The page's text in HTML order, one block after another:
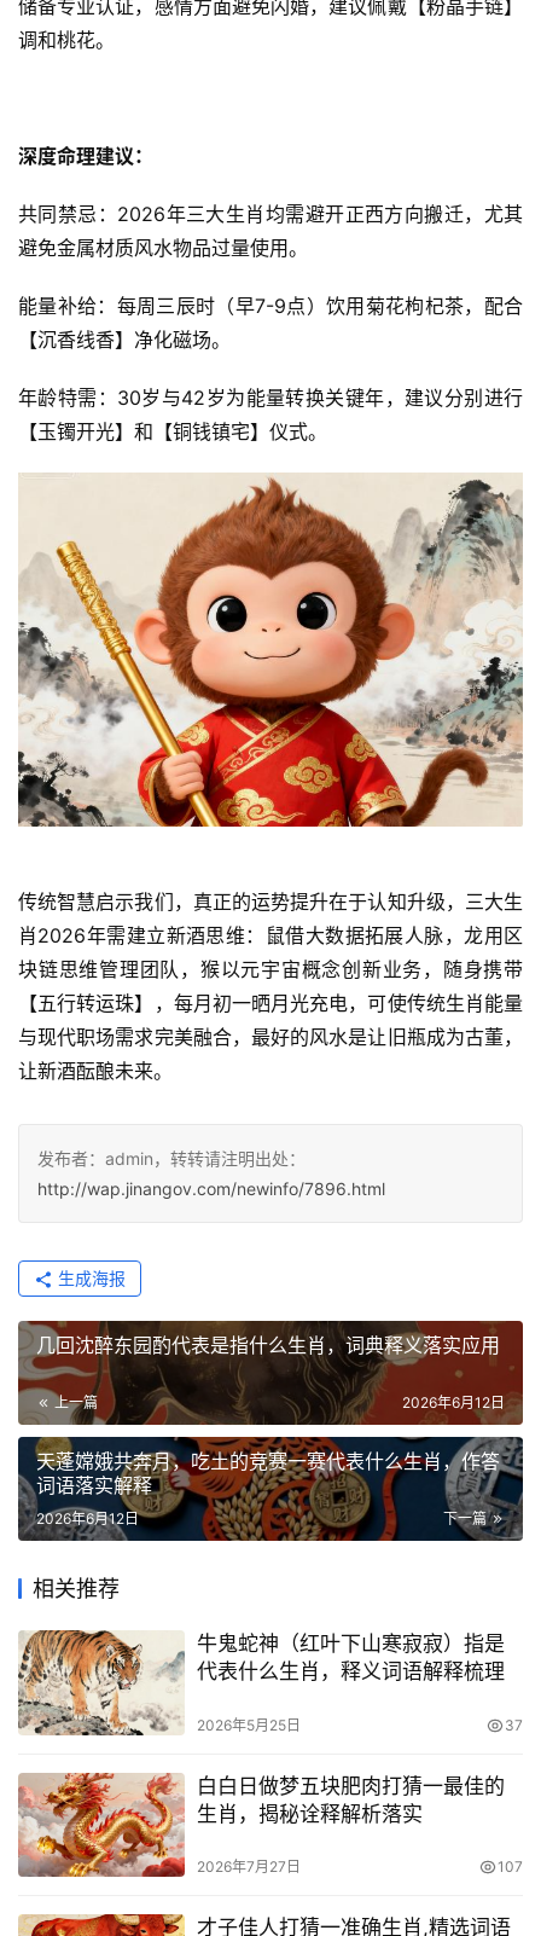
储备专业认证，感情方面避免闪婚，建议佩戴【粉晶手链】
调和桃花。
深度命理建议：
共同禁忌：2026年三大生肖均需避开正西方向搬迁，尤其
避免金属材质风水物品过量使用。
能量补给：每周三辰时（早7-9点）饮用菊花枸杞茶，配合
【沉香线香】净化磁场。
年龄特需：30岁与42岁为能量转换关键年，建议分别进行
【玉镯开光】和【铜钱镇宅】仪式。
传统智慧启示我们，真正的运势提升在于认知升级，三大生
肖2026年需建立新酒思维：鼠借大数据拓展人脉，龙用区
块链思维管理团队，猴以元宇宙概念创新业务，随身携带
【五行转运珠】，每月初一晒月光充电，可使传统生肖能量
与现代职场需求完美融合，最好的风水是让旧瓶成为古董，
让新酒酝酿未来。
发布者：admin，转转请注明出处：
http://wap.jinangov.com/newinfo/7896.html
生成海报
几回沈醉东园酌代表是指什么生肖，词典释义落实应用
上一篇 2026年6月12日
天蓬嫦娥共奔月，吃土的竞赛一赛代表什么生肖，作答
词语落实解释
下一篇
2026年6月12日
相关推荐
牛鬼蛇神（红叶下山寒寂寂）指是
代表什么生肖，释义词语解释梳理
2026年5月25日 37
白白日做梦五块肥肉打猜一最佳的
生肖，揭秘诠释解析落实
2026年7月27日 107
才子佳人打猜一准确生肖,精选词语